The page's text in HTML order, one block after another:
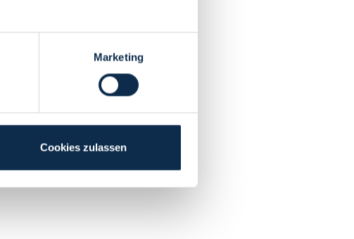
Marketing
Cookies zulassen